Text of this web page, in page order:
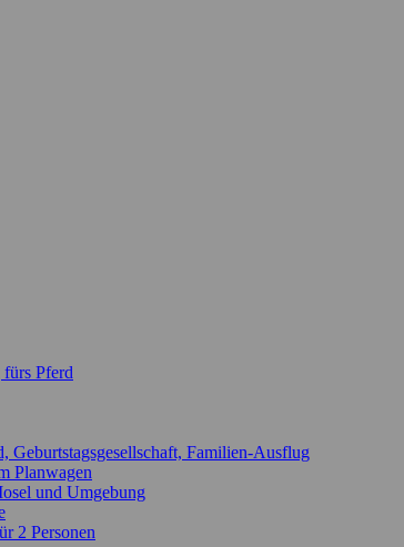
Pferd
Geburtstagsgesellschaft, Familien-Ausflug
Planwagen
und Umgebung
2 Personen